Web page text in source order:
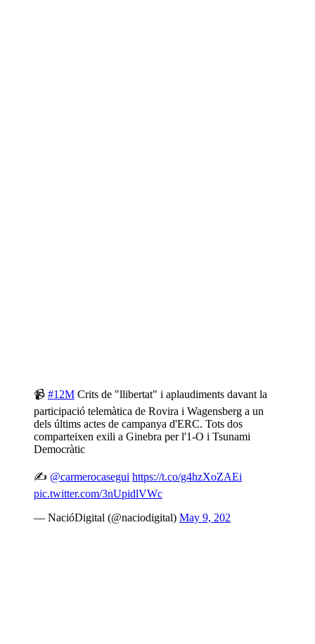
📹 #12M Crits de "llibertat" i aplaudiments davant la
participació telemàtica de Rovira i Wagensberg a un
dels últims actes de campanya d'ERC. Tots dos
comparteixen exili a Ginebra per l'1-O i Tsunami
Democràtic
✍️ @carmerocasegui https://t.co/g4hzXoZAEi
pic.twitter.com/3nUpidlVWc
— NacióDigital (@naciodigital) May 9, 202